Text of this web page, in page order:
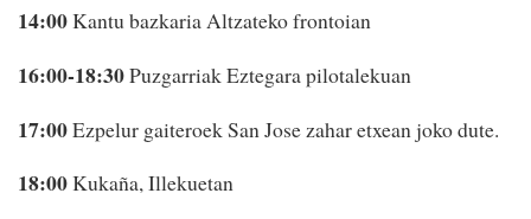
14:00Kantu bazkaria Altzateko frontoian
16:00-18:30Puzgarriak Eztegara pilotalekuan
17:00Ezpelur gaiteroek San Jose zahar etxean joko dute.
18:00Kukaña, Illekuetan